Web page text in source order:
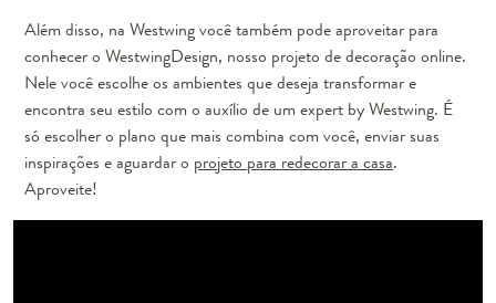
Além disso, na Westwing você também pode aproveitar para
conhecer o WestwingDesign, nosso projeto de decoração online.
Nele você escolhe os ambientes que deseja transformar e
encontra seu estilo com o auxílio de um expert by Westwing. É
só escolher o plano que mais combina com você, enviar suas
inspirações e aguardar o projeto para redecorar a casa.
Aproveite!